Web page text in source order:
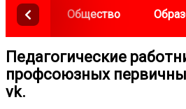
Общество
Педагогические
профсоюзных
vk.